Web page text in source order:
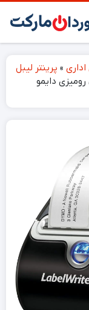
» پرینتر لیبل
رومیزی دایمو